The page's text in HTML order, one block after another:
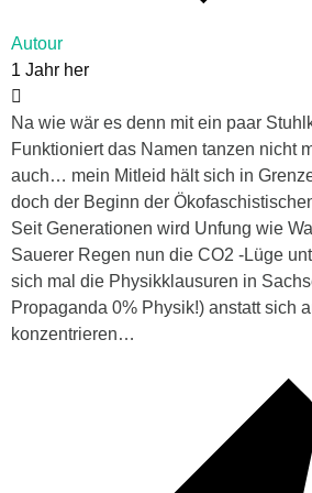
Autour
1 Jahr her
Na wie wär es denn mit ein paar
Funktioniert das Namen tanzen nicht
auch… mein Mitleid hält sich in
doch der Beginn der
Seit Generationen wird Unfung wie
Sauerer Regen nun die CO2 -Lüge
sich mal die Physikklausuren in
Propaganda 0% Physik!) anstatt sich
konzentrieren…